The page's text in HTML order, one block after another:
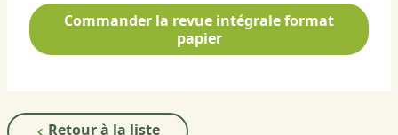
Commander la revue intégrale format
papier
Retour à la liste